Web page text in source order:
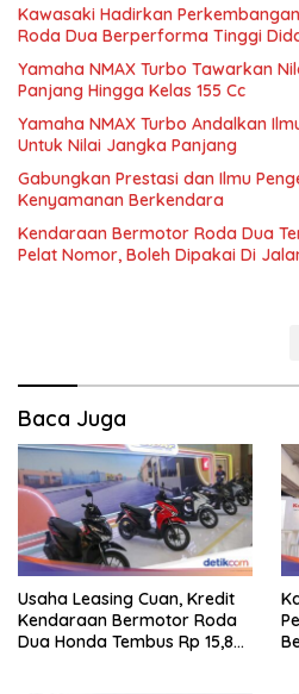
Kawasaki Hadirkan
Roda Dua Berperforma Tinggi
Yamaha NMAX Turbo Tawarkan
Panjang Hingga Kelas 155 Cc
Yamaha NMAX Turbo Andalkan
Untuk Nilai Jangka Panjang
Gabungkan Prestasi dan Ilmu
Kenyamanan Berkendara
Kendaraan Bermotor Roda Dua
Pelat Nomor, Boleh Dipakai Di
Baca Juga
Usaha Leasing Cuan, Kredit
Kendaraan Bermotor Roda
Dua Honda Tembus Rp 15,8